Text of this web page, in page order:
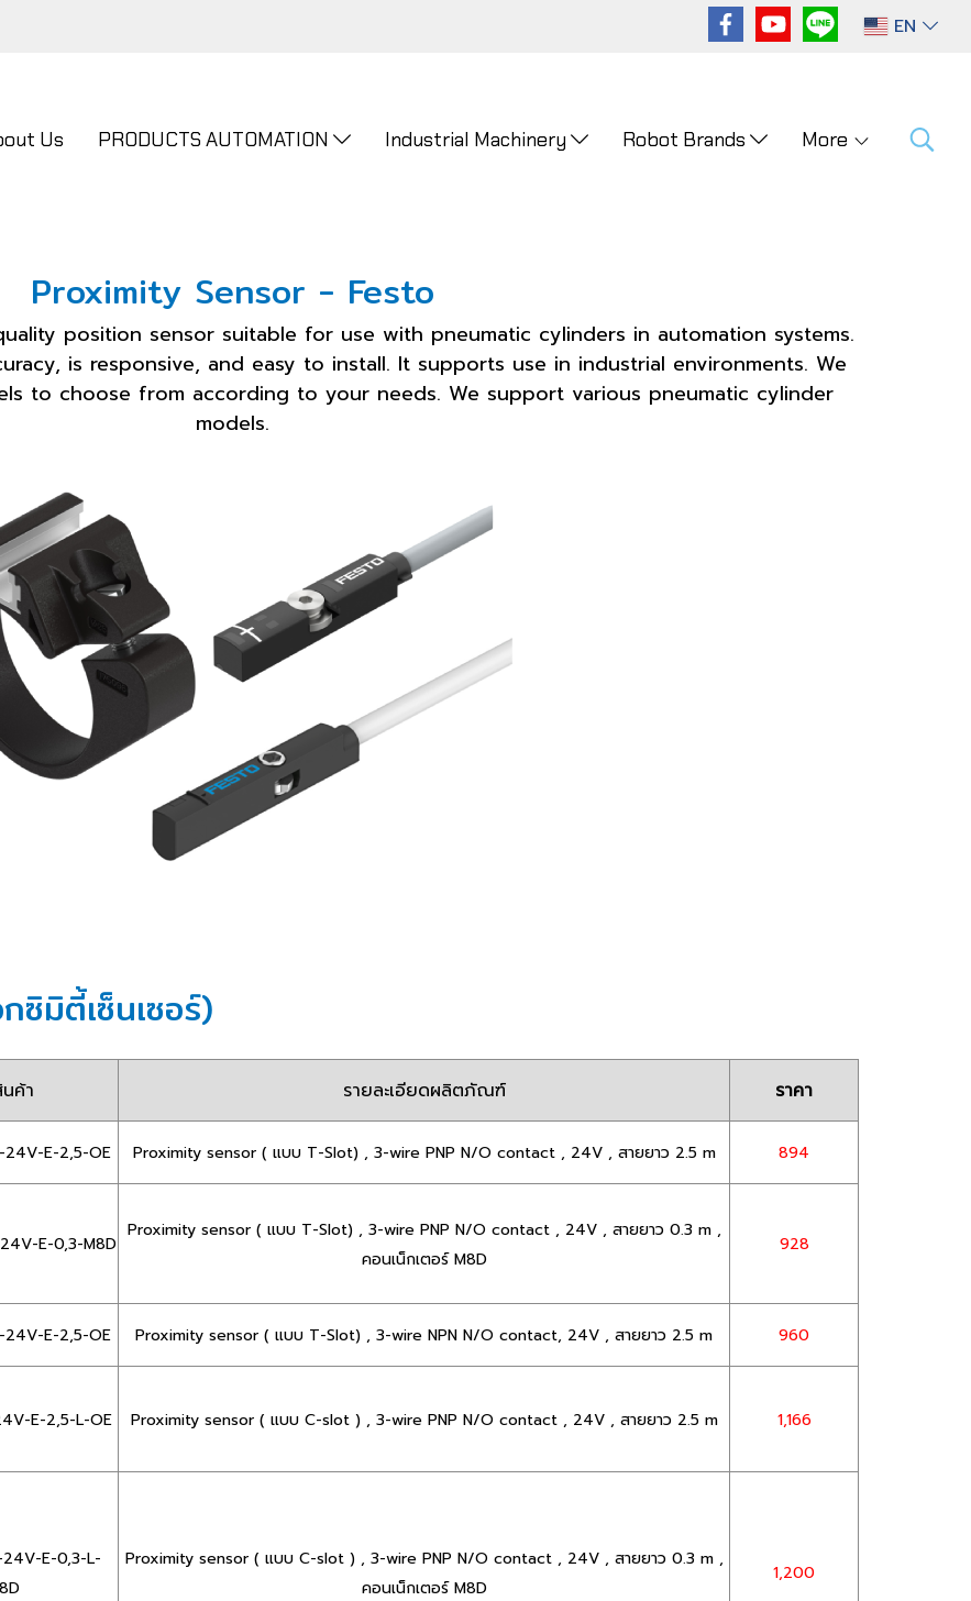
EN
Us PRODUCTS AUTOMATION Industrial Machinery Robot Brands More
Proximity Sensor - Festo
position sensor suitable for use with pneumatic cylinders in automation systems.
is responsive, and easy to install. It supports use in industrial environments. We
to choose from according to your needs. We support various pneumatic cylinder
models.
ซิมิตี้เซ็นเซอร์)
ค้า รายละเอียดผลิตภัณฑ์ ราคา
24V-E-2,5-OE Proximity sensor ( แบบ T-Slot) , 3-wire PNP N/O contact , 24V , สายยาว 2.5 m 894
E-0,3-M8D
Proximity sensor ( แบบ T-Slot) , 3-wire PNP N/O contact , 24V , สายยาว 0.3 m ,
คอนเน็กเตอร์ M8D
928
24V-E-2,5-OE Proximity sensor ( แบบ T-Slot) , 3-wire NPN N/O contact, 24V , สายยาว 2.5 m 960
E-2,5-L-OE Proximity sensor ( แบบ C-slot ) , 3-wire PNP N/O contact , 24V , สายยาว 2.5 m 1,166
24V-E-0,3-L-
Proximity sensor ( แบบ C-slot ) , 3-wire PNP N/O contact , 24V , สายยาว 0.3 m ,
คอนเน็กเตอร์ M8D
1,200